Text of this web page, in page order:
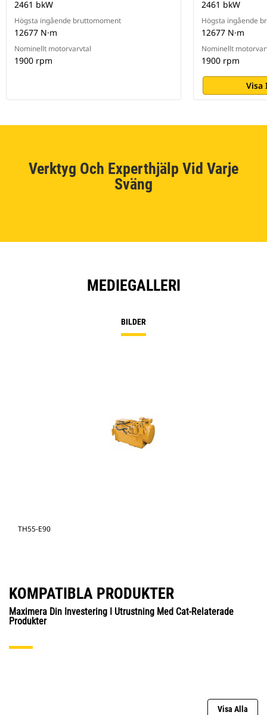
2461 bkW
Högsta ingående bruttomoment
12677 N·m
Nominellt motorvarvtal
1900 rpm
2461 bkW
Högsta ingående
12677 N·m
Nominellt
1900 rpm
Visa
Verktyg Och Experthjälp Vid Varje
Sväng
MEDIEGALLERI
BILDER
TH55-E90
KOMPATIBLA PRODUKTER
Maximera Din Investering I Utrustning Med Cat-Relaterade
Produkter
Visa Alla